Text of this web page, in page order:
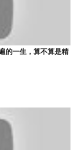
的一生，算不算是精